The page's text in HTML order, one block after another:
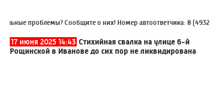
проблемы? Сообщите о них! Номер автоответчика:8 (4932) 930-
17 июня 2025 14:43 Стихийная свалка на улице 6-й
Рощинской в Иванове до сих пор не ликвидирована